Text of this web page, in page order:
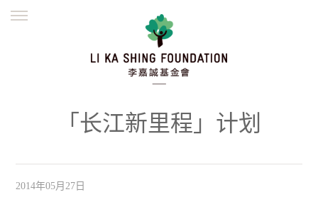
並肩同行
繁體
「长江新里程」计划
2014年05月27日